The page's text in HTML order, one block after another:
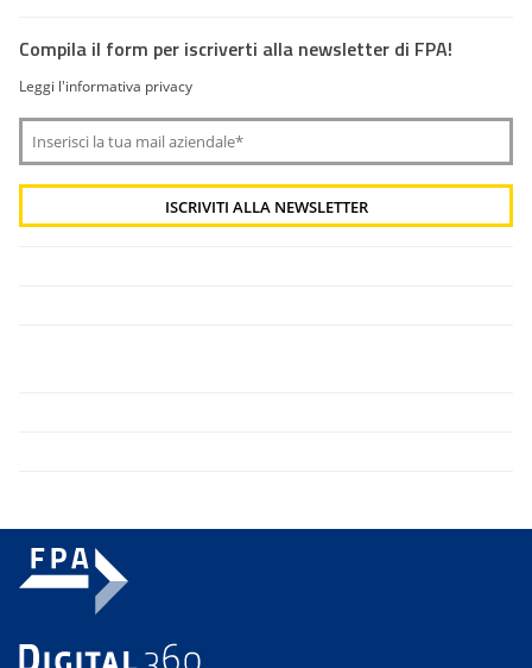
Compila il form per iscriverti alla newsletter di FPA!
Leggi l'informativa privacy